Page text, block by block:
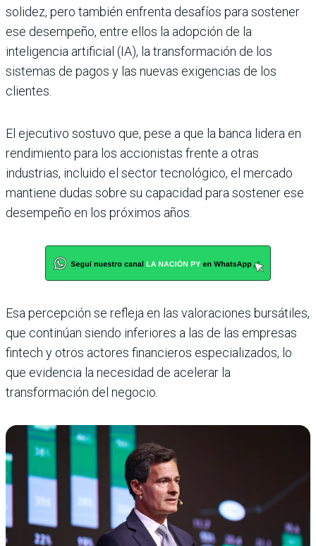
solidez, pero también enfrenta desafíos para sostener
ese desempeño, entre ellos la adopción de la
inteligencia artificial (IA), la transformación de los
sistemas de pagos y las nuevas exigencias de los
clientes.
El ejecutivo sostuvo que, pese a que la banca lidera en
rendimiento para los accionistas frente a otras
industrias, incluido el sector tecnológico, el mercado
mantiene dudas sobre su capacidad para sostener ese
desempeño en los próximos años.
Esa percepción se refleja en las valoraciones bursátiles,
que continúan siendo inferiores a las de las empresas
fintech y otros actores financieros especializados, lo
que evidencia la necesidad de acelerar la
transformación del negocio.